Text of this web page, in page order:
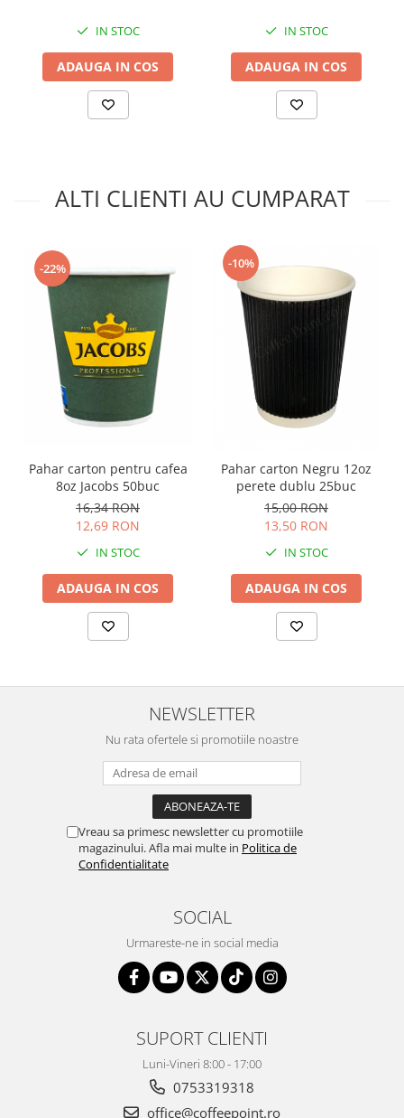
IN STOC
ADAUGA IN COS
IN STOC
ADAUGA IN COS
ALTI CLIENTI AU CUMPARAT
-22%
Pahar carton pentru cafea
8oz Jacobs 50buc
16,34 RON
12,69 RON
IN STOC
ADAUGA IN COS
-10%
Pahar carton Negru 12oz
perete dublu 25buc
15,00 RON
13,50 RON
IN STOC
ADAUGA IN COS
NEWSLETTER
Nu rata ofertele si promotiile noastre
Vreau sa primesc newsletter cu promotiile
magazinului. Afla mai multe in Politica de
Confidentialitate
SOCIAL
Urmareste-ne in social media
SUPORT CLIENTI
Luni-Vineri 8:00 - 17:00
0753319318
office@coffeepoint.ro